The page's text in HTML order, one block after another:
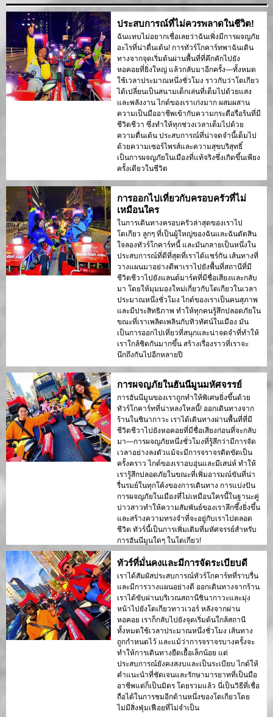
ประสบการณ์ที่ไม่ควรพลาดในชีวิต!
ฉันแทบไม่อยากเชื่อเลยว่าฉันเพิ่งมีการผจญภัย
อะไรที่น่าตื่นเต้น! การทัวร์โกคาร์ทพาฉันเดิน
ทางจากจุดเริ่มต้นผ่านพื้นที่ที่คึกคักไปยัง
หอคอยที่ยิ่งใหญ่ แล้วกลับมาอีกครั้ง—ทั้งหมด
ใช้เวลาประมาณหนึ่งชั่วโมง ราวกับว่าโตเกียว
ได้เปลี่ยนเป็นสนามเด็กเล่นที่เต็มไปด้วยแสง
และพลังงาน ไกด์ของเราเก่งมาก ผสมผสาน
ความเป็นมืออาชีพเข้ากับความกระตือรือร้นที่มี
ชีวิตชีวา ซึ่งทำให้ทุกช่วงเวลาเต็มไปด้วย
ความตื่นเต้น ประสบการณ์ที่น่าจดจำนี้เต็มไป
ด้วยความเซอร์ไพรส์และความสุขบริสุทธิ์
เป็นการผจญภัยในเมืองที่แท้จริงซึ่งเกิดขึ้นเพียง
ครั้งเดียวในชีวิต
การออกไปเที่ยวกับครอบครัวที่ไม่
เหมือนใคร
ในการเดินทางครอบครัวล่าสุดของเราไป
โตเกียว ลูกๆ ที่เป็นผู้ใหญ่ของฉันและฉันตัดสิน
ใจลองทัวร์โกคาร์ทนี้ และมันกลายเป็นหนึ่งใน
ประสบการณ์ที่ดีที่สุดที่เราได้แชร์กัน เส้นทางที่
วางแผนมาอย่างดีพาเราไปยังพื้นที่สถานีที่มี
ชีวิตชีวาไปยังแลนด์มาร์คที่มีชื่อเสียงและกลับ
มา โดยให้มุมมองใหม่เกี่ยวกับโตเกียวในเวลา
ประมาณหนึ่งชั่วโมง ไกด์ของเราเป็นคนสุภาพ
และมีประสิทธิภาพ ทำให้ทุกคนรู้สึกปลอดภัยใน
ขณะที่เราเพลิดเพลินกับทิวทัศน์ในเมือง มัน
เป็นการออกไปเที่ยวที่สนุกและน่าจดจำที่ทำให้
เราใกล้ชิดกันมากขึ้น สร้างเรื่องราวที่เราจะ
นึกถึงกันไปอีกหลายปี
การผจญภัยในฮันนีมูนมหัศจรรย์
การฮันนีมูนของเราถูกทำให้พิเศษยิ่งขึ้นด้วย
ทัวร์โกคาร์ทที่น่าหลงใหลนี้! ออกเดินทางจาก
ร้านในชินากาวะ เราได้เดินทางผ่านพื้นที่ที่มี
ชีวิตชีวาไปยังหอคอยที่มีชื่อเสียงก่อนที่จะกลับ
มา—การผจญภัยหนึ่งชั่วโมงที่รู้สึกว่ามีการจัด
เวลาอย่างลงตัวแม้จะมีการจราจรติดขัดเป็น
ครั้งคราว ไกด์ของเราอบอุ่นและมีเสน่ห์ ทำให้
เรารู้สึกปลอดภัยในขณะที่เพิ่มอารมณ์ขันที่น่า
รื่นรมย์ในทุกโค้งของการเดินทาง การแบ่งปัน
การผจญภัยในเมืองที่ไม่เหมือนใครนี้ในฐานะคู่
บ่าวสาวทำให้ความสัมพันธ์ของเราลึกซึ้งยิ่งขึ้น
และสร้างความทรงจำที่จะอยู่กับเราไปตลอด
ชีวิต ทัวร์นี้เป็นการเพิ่มเติมที่มหัศจรรย์สำหรับ
การฮันนีมูนใดๆ ในโตเกียว!
ทัวร์ที่มั่นคงและมีการจัดระเบียบดี
เราได้สัมผัสประสบการณ์ทัวร์โกคาร์ทที่ราบรื่น
และมีการวางแผนอย่างดี ออกเดินทางจากร้าน
เราได้ขับผ่านบริเวณสถานีชินากาวะและมุ่ง
หน้าไปยังโตเกียวทาวเวอร์ หลังจากผ่าน
หอคอย เราก็กลับไปยังจุดเริ่มต้นใกล้สถานี
ทั้งหมดใช้เวลาประมาณหนึ่งชั่วโมง เส้นทาง
ถูกกำหนดไว้ และแม้ว่าการจราจรบางครั้งจะ
ทำให้การเดินทางยืดเยื้อเล็กน้อย แต่
ประสบการณ์ยังคงสงบและเป็นระเบียบ ไกด์ให้
คำแนะนำที่ชัดเจนและรักษามารยาทที่เป็นมือ
อาชีพแต่ก็เป็นมิตร โดยรวมแล้ว นี่เป็นวิธีที่เชื่อ
ถือได้ในการชมอีกด้านหนึ่งของโตเกียวโดย
ไม่มีสิ่งฟุ่มเฟือยที่ไม่จำเป็น